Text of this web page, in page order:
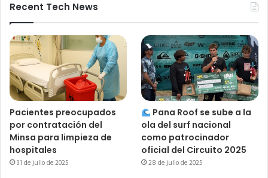
Recent Tech News
Pacientes preocupados
por contratación del
Minsa para limpieza de
hospitales
31 de julio de 2025
Pana Roof se sube a la
ola del surf nacional
como patrocinador
oficial del Circuito 2025
28 de julio de 2025